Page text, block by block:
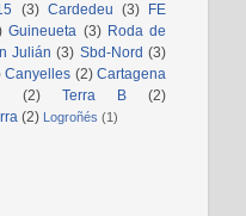
(3) Cardedeu (3)
FE
Guineueta (3) Roda de
Julián (3) Sbd-Nord (3)
Canyelles (2) Cartagena
(2) Terra B
(2)
(2) Logroñés (1)